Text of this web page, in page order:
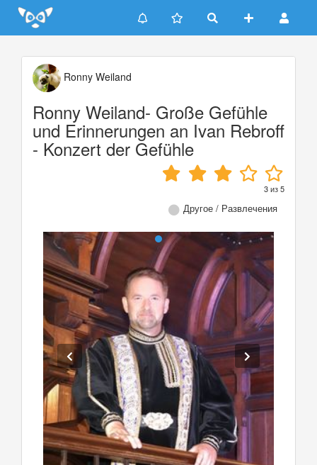
Update cookies preferences
Ronny Weiland
Ronny Weiland- Große Gefühle
und Erinnerungen an Ivan Rebroff
- Konzert der Gefühle
3из5
Другое / Развлечения